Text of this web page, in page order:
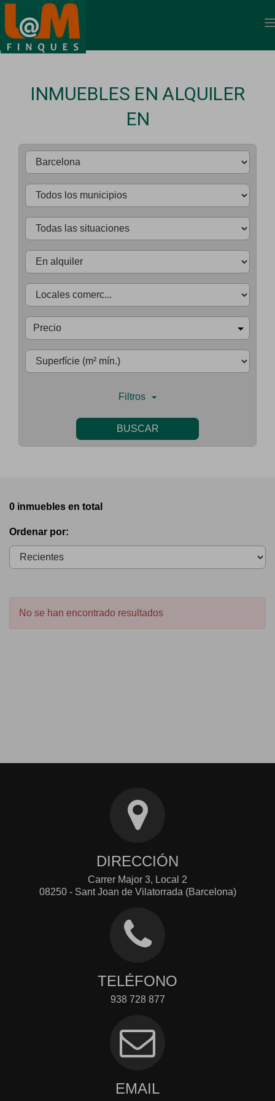
INMUEBLES EN ALQUILER
EN
Precio
Filtros
BUSCAR
0 inmuebles en total
Ordenar por:
No se han encontrado resultados
DIRECCIÓN
Carrer Major 3, Local 2
08250 - Sant Joan de Vilatorrada (Barcelona)
TELÉFONO
938 728 877
EMAIL